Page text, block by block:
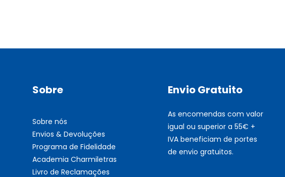
Sobre
Sobre nós
Envios & Devoluções
Programa de Fidelidade
Academia Charmiletras
Livro de Reclamações
Envio Gratuito
As encomendas com valor
igual ou superior a 55€ +
IVA beneficiam de portes
de envio gratuitos.